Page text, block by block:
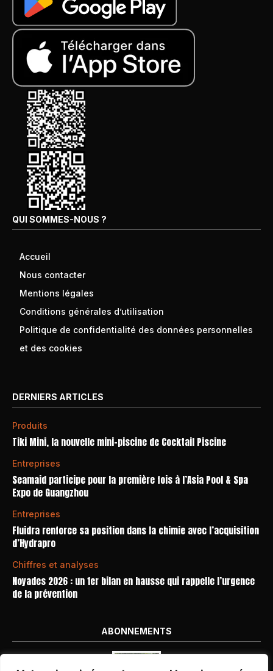
QUI SOMMES-NOUS ?
Accueil
Nous contacter
Mentions légales
Conditions générales d’utilisation
Politique de confidentialité des données personnelles
et des cookies
DERNIERS ARTICLES
Produits
Tiki Mini, la nouvelle mini-piscine de Cocktail Piscine
Entreprises
Seamaid participe pour la première fois à l’Asia Pool & Spa
Expo de Guangzhou
Entreprises
Fluidra renforce sa position dans la chimie avec l’acquisition
d’Hydrapro
Chiffres et analyses
Noyades 2026 : un 1er bilan en hausse qui rappelle l’urgence
de la prévention
ABONNEMENTS